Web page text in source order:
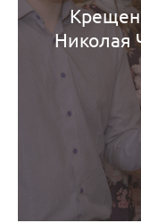
Николая